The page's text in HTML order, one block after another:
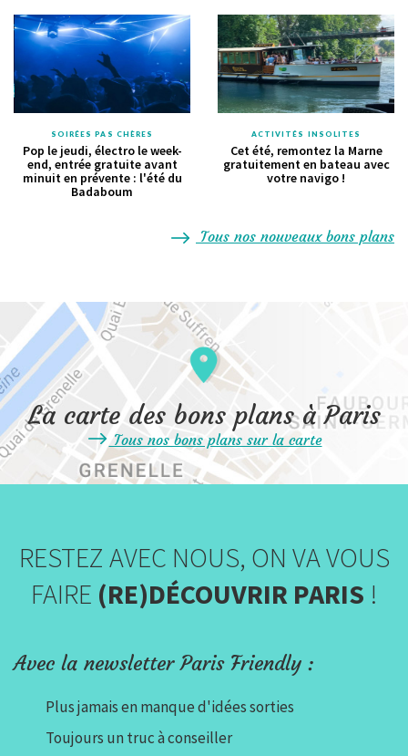
SOIRÉES PAS CHÈRES
Pop le jeudi, électro le week-
end, entrée gratuite avant
minuit en prévente : l'été du
Badaboum
ACTIVITÉS INSOLITES
Cet été, remontez la Marne
gratuitement en bateau avec
votre navigo !
Tous nos nouveaux bons plans
La carte des bons plans à Paris
Tous nos bons plans sur la carte
RESTEZ AVEC NOUS, ON VA VOUS
FAIRE (RE)DÉCOUVRIR PARIS !
Avec la newsletter Paris Friendly :
Plus jamais en manque d'idées sorties
Toujours un truc à conseiller